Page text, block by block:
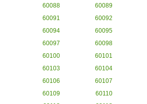
60088
60089
60091
60092
60094
60095
60097
60098
60100
60101
60103
60104
60106
60107
60109
60110